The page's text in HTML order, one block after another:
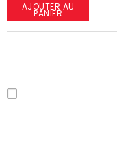
AJOUTER AU
PANIER